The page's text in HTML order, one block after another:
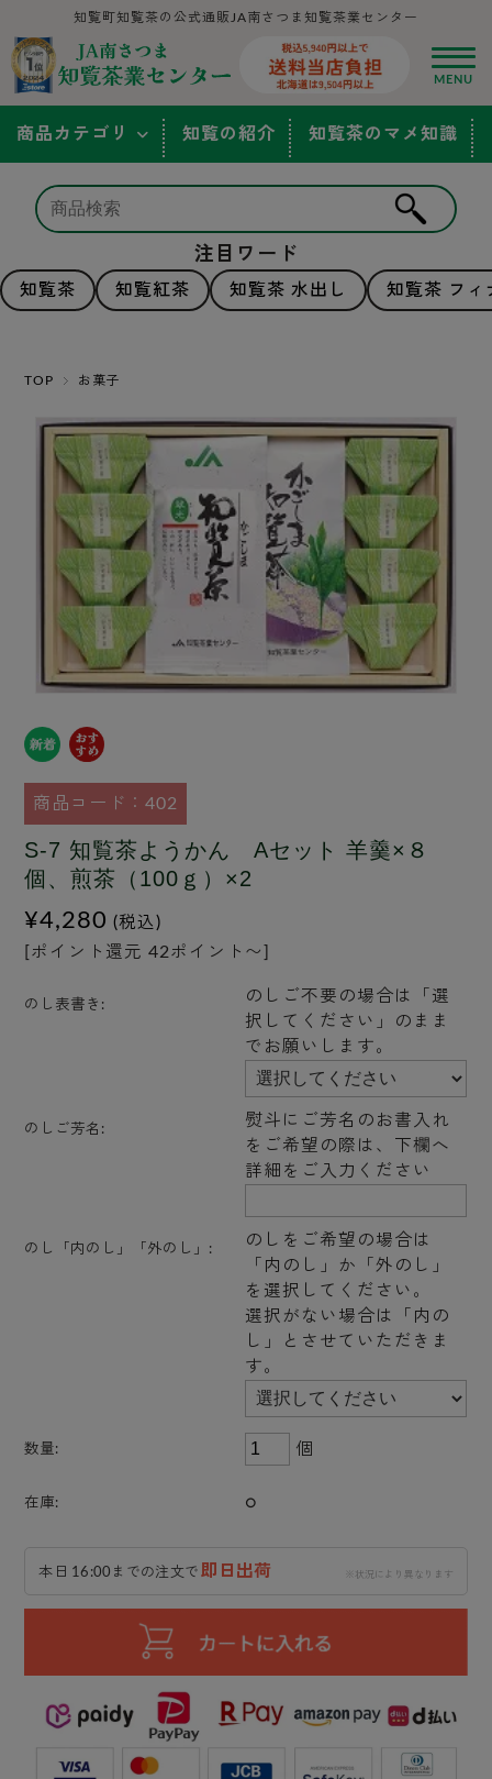
知覧町知覧茶の公式通販JA南さつま知覧茶業センター
商品カテゴリ 知覧の紹介 知覧茶のマメ知識
注目ワード
知覧茶 知覧紅茶 知覧茶 水出し 知覧茶 フィ
TOP お菓子
商品コード：402
S-7 知覧茶ようかん Aセット 羊羹×８
個、煎茶（100ｇ）×2
¥4,280 (税込)
[ポイント還元 42ポイント〜]
のし表書き:
のしご不要の場合は「選
択してください」のまま
でお願いします。
のしご芳名:
熨斗にご芳名のお書入れ
をご希望の際は、下欄へ
詳細をご入力ください
のし「内のし」「外のし」:
のしをご希望の場合は
「内のし」か「外のし」
を選択してください。
選択がない場合は「内の
し」とさせていただきま
す。
数量: 個
在庫: ○
本日 16:00までの注文で 即日出荷